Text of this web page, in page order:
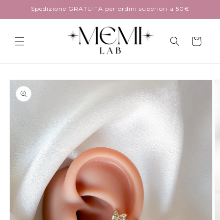
direttamente
ai contenuti
Spedizione GRATUITA per ordini superiori a 50€
Carrello
informazioni
sul
prodotto